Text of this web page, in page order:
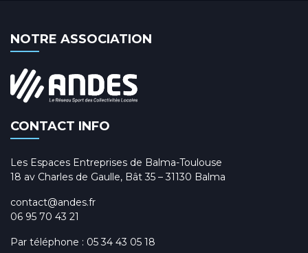
NOTRE ASSOCIATION
CONTACT INFO
Les Espaces Entreprises de Balma-Toulouse
18 av Charles de Gaulle, Bât 35 – 31130 Balma
contact@andes.fr
06 95 70 43 21
Par téléphone : 05 34 43 05 18